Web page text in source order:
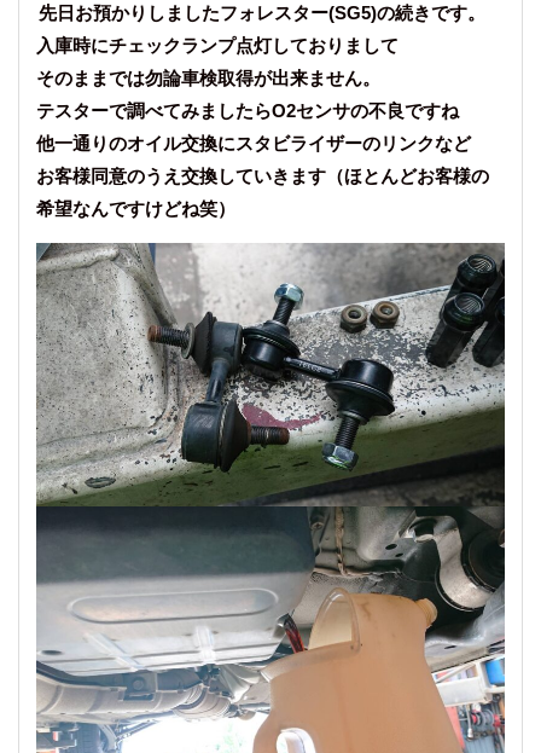
先日お預かりしましたフォレスター(SG5)の続きです。
入庫時にチェックランプ点灯しておりまして
そのままでは勿論車検取得が出来ません。
テスターで調べてみましたらO2センサの不良ですね
他一通りのオイル交換にスタビライザーのリンクなど
お客様同意のうえ交換していきます（ほとんどお客様の
希望なんですけどね笑）